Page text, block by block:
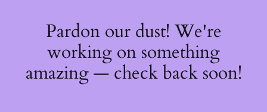
Pardon our dust! We're
working on something
amazing — check back soon!